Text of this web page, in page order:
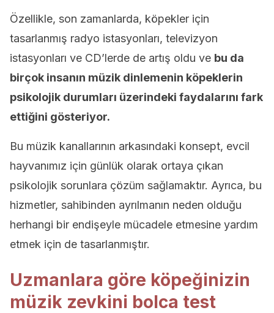
Özellikle, son zamanlarda, köpekler için
tasarlanmış radyo istasyonları, televizyon
istasyonları ve CD’lerde de artış oldu ve bu da
birçok insanın müzik dinlemenin köpeklerin
psikolojik durumları üzerindeki faydalarını fark
ettiğini gösteriyor.
Bu müzik kanallarının arkasındaki konsept, evcil
hayvanımız için günlük olarak ortaya çıkan
psikolojik sorunlara çözüm sağlamaktır. Ayrıca, bu
hizmetler, sahibinden ayrılmanın neden olduğu
herhangi bir endişeyle mücadele etmesine yardım
etmek için de tasarlanmıştır.
Uzmanlara göre köpeğinizin
müzik zevkini bolca test